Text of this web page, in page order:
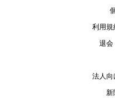
利用規
退会
法人向
新